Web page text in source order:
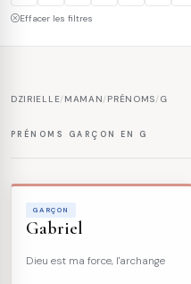
Effacer les filtres
DZIRIELLE/ MAMAN/ PRÉNOMS/ G
PRÉNOMS GARÇON EN G
GARÇON
Gabriel
Dieu est ma force, l'archange